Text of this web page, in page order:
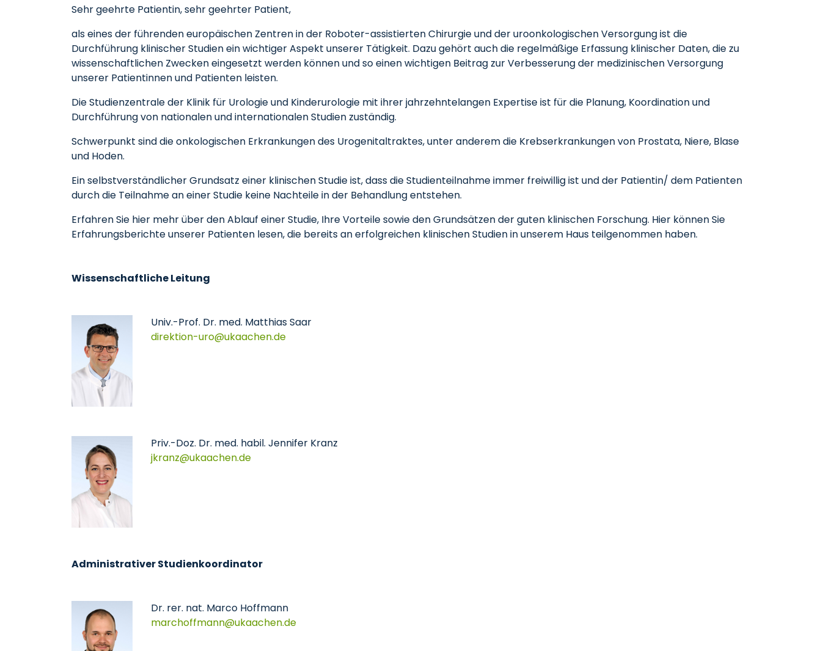
Sehr geehrte Patientin, sehr geehrter Patient,
als eines der führenden europäischen Zentren in der Roboter-assistierten Chirurgie und der uroonkologischen Versorgung ist die
Durchführung klinischer Studien ein wichtiger Aspekt unserer Tätigkeit. Dazu gehört auch die regelmäßige Erfassung klinischer Daten, die zu
wissenschaftlichen Zwecken eingesetzt werden können und so einen wichtigen Beitrag zur Verbesserung der medizinischen Versorgung
unserer Patientinnen und Patienten leisten.
Die Studienzentrale der Klinik für Urologie und Kinderurologie mit ihrer jahrzehntelangen Expertise ist für die Planung, Koordination und
Durchführung von nationalen und internationalen Studien zuständig.
Schwerpunkt sind die onkologischen Erkrankungen des Urogenitaltraktes, unter anderem die Krebserkrankungen von Prostata, Niere, Blase
und Hoden.
Ein selbstverständlicher Grundsatz einer klinischen Studie ist, dass die Studienteilnahme immer freiwillig ist und der Patientin/ dem Patienten
durch die Teilnahme an einer Studie keine Nachteile in der Behandlung entstehen.
Erfahren Sie hier mehr über den Ablauf einer Studie, Ihre Vorteile sowie den Grundsätzen der guten klinischen Forschung. Hier können Sie
Erfahrungsberichte unserer Patienten lesen, die bereits an erfolgreichen klinischen Studien in unserem Haus teilgenommen haben.
Wissenschaftliche Leitung
Univ.-Prof. Dr. med. Matthias Saar
direktion-uro
ukaachende
Priv.-Doz. Dr. med. habil. Jennifer Kranz
jkranz
ukaachende
Administrativer Studienkoordinator
Dr. rer. nat. Marco Hoffmann
marchoffmann
ukaachende